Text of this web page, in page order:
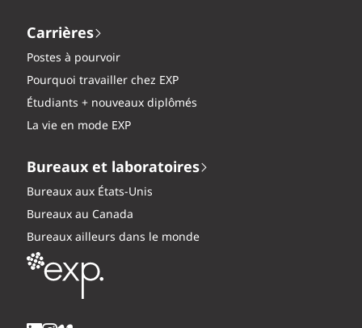
Carrières
Postes à pourvoir
Pourquoi travailler chez EXP
Étudiants + nouveaux diplômés
La vie en mode EXP
Bureaux et laboratoires
Bureaux aux États-Unis
Bureaux au Canada
Bureaux ailleurs dans le monde